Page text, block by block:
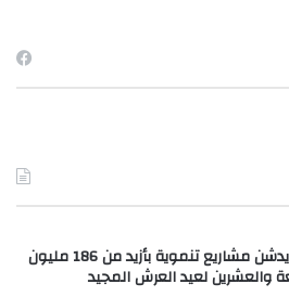
عامل إقليم صفرو يطلق ويدشن مشاريع تنموية بأزيد من 186 مليون
والعشرين لعيد العرش المجيد